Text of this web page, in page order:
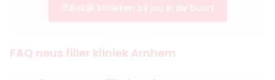
Bekijk klinieken bij jou in de buurt
FAQ neus filler kliniek Arnhem